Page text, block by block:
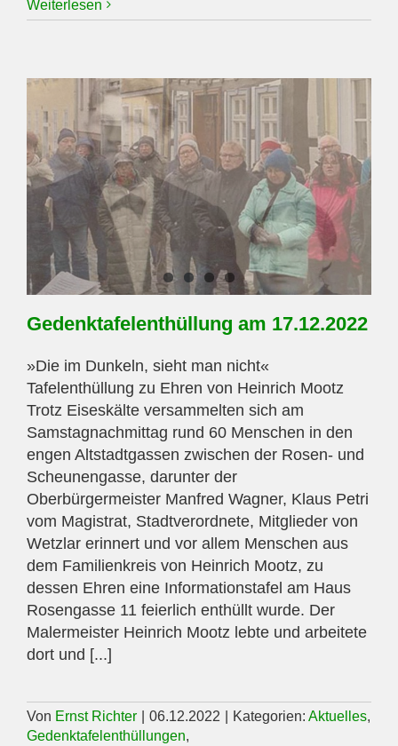
am
Weiterlesen
Gedenktafelenthüllung am 17.12.2022
»Die im Dunkeln, sieht man nicht«
Tafelenthüllung zu Ehren von Heinrich Mootz
Trotz Eiseskälte versammelten sich am
Samstagnachmittag rund 60 Menschen in den
engen Altstadtgassen zwischen der Rosen- und
Scheunengasse, darunter der
Oberbürgermeister Manfred Wagner, Klaus Petri
vom Magistrat, Stadtverordnete, Mitglieder von
Wetzlar erinnert und vor allem Menschen aus
dem Familienkreis von Heinrich Mootz, zu
dessen Ehren eine Informationstafel am Haus
Rosengasse 11 feierlich enthüllt wurde. Der
Malermeister Heinrich Mootz lebte und arbeitete
dort und [...]
Von Ernst Richter 06.12.2022 Kategorien: Aktuelles,
Gedenktafelenthüllungen,